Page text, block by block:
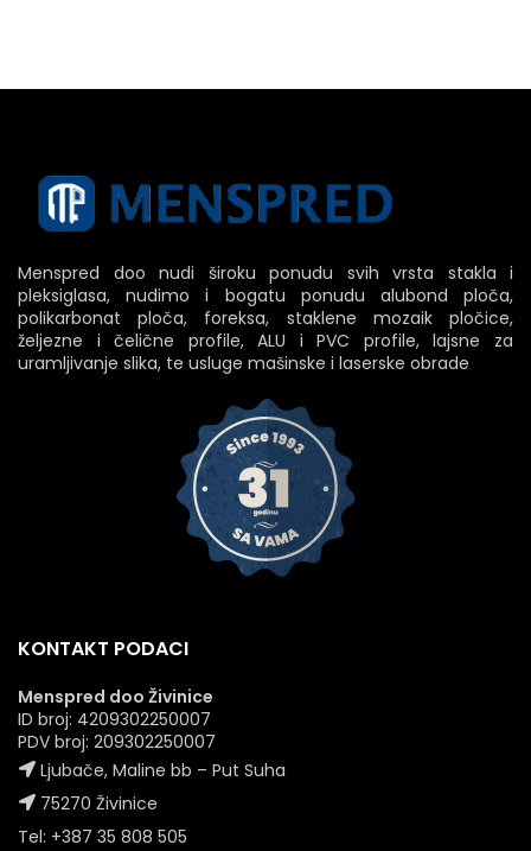
Menspred doo nudi široku ponudu svih vrsta stakla i
pleksiglasa, nudimo i bogatu ponudu alubond ploča,
polikarbonat ploča, foreksa, staklene mozaik pločice,
željezne i čelične profile, ALU i PVC profile, lajsne za
uramljivanje slika, te usluge mašinske i laserske obrade
KONTAKT PODACI
Menspred doo Živinice
ID broj: 4209302250007
PDV broj: 209302250007
Ljubače, Maline bb – Put Suha
75270 Živinice
Tel: +387 35 808 505